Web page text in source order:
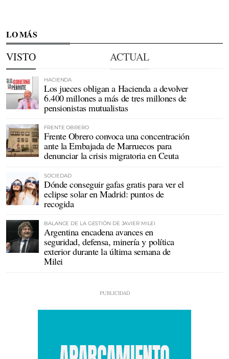
LO MÁS
VISTO ACTUAL
HACIENDA
Los jueces obligan a Hacienda a devolver
6.400 millones a más de tres millones de
pensionistas mutualistas
FRENTE OBRERO
Frente Obrero convoca una concentración
ante la Embajada de Marruecos para
denunciar la crisis migratoria en Ceuta
SOCIEDAD
Dónde conseguir gafas gratis para ver el
eclipse solar en Madrid: puntos de
recogida
BALANCE DE LA GESTIÓN DE JAVIER MILEI
Argentina encadena avances en
seguridad, defensa, minería y política
exterior durante la última semana de
Milei